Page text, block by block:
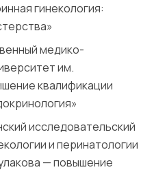
гинекология:
медико-
им.
квалификации
исследовательский
и перинатологии
— повышение